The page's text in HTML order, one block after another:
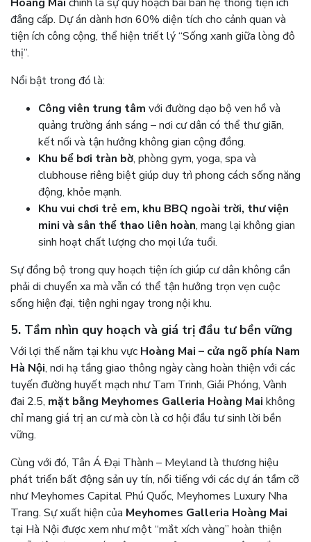
đẳng cấp. Dự án dành hơn 60% diện tích cho cảnh quan và
tiện ích công cộng, thể hiện triết lý “Sống xanh giữa lòng đô
thị”.
Nổi bật trong đó là:
Công viên trung tâm với đường dạo bộ ven hồ và
quảng trường ánh sáng – nơi cư dân có thể thư giãn,
kết nối và tận hưởng không gian cộng đồng.
Khu bể bơi tràn bờ, phòng gym, yoga, spa và
clubhouse riêng biệt giúp duy trì phong cách sống năng
động, khỏe mạnh.
Khu vui chơi trẻ em, khu BBQ ngoài trời, thư viện
mini và sân thể thao liên hoàn, mang lại không gian
sinh hoạt chất lượng cho mọi lứa tuổi.
Sự đồng bộ trong quy hoạch tiện ích giúp cư dân không cần
phải di chuyển xa mà vẫn có thể tận hưởng trọn vẹn cuộc
sống hiện đại, tiện nghi ngay trong nội khu.
5. Tầm nhìn quy hoạch và giá trị đầu tư bền vững
Với lợi thế nằm tại khu vực Hoàng Mai – cửa ngõ phía Nam
Hà Nội, nơi hạ tầng giao thông ngày càng hoàn thiện với các
tuyến đường huyết mạch như Tam Trinh, Giải Phóng, Vành
đai 2.5, mặt bằng Meyhomes Galleria Hoàng Mai không
chỉ mang giá trị an cư mà còn là cơ hội đầu tư sinh lời bền
vững.
Cùng với đó, Tân Á Đại Thành – Meyland là thương hiệu
phát triển bất động sản uy tín, nổi tiếng với các dự án tầm cỡ
như Meyhomes Capital Phú Quốc, Meyhomes Luxury Nha
Trang. Sự xuất hiện của Meyhomes Galleria Hoàng Mai
tại Hà Nội được xem như một “mắt xích vàng” hoàn thiện